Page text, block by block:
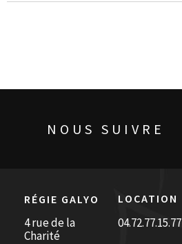
NOUS SUIVRE
RÉGIE GALYO LOCATION
4 rue de la
Charité
04.72.77.15.77